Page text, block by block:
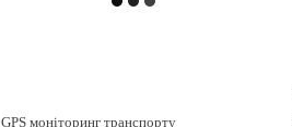
GPS моніторинг транспорту